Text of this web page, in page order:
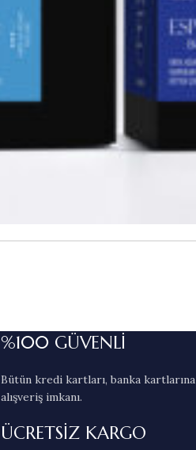
%100 GÜVENLİ
Bütün kredi kartları, banka kartlarına
alışveriş imkanı.
ÜCRETSİZ KARGO